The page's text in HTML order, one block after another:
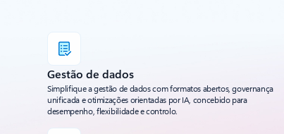
Gestão de dados
Simplifique a gestão de dados com formatos abertos, governança
unificada e otimizações orientadas por IA, concebido para
desempenho, flexibilidade e controlo.